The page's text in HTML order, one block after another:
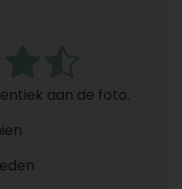
aan de foto.